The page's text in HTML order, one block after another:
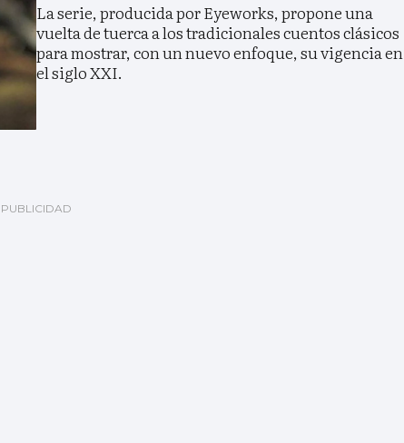
La serie, producida por Eyeworks, propone una
vuelta de tuerca a los tradicionales cuentos clásicos
para mostrar, con un nuevo enfoque, su vigencia en
el siglo XXI.